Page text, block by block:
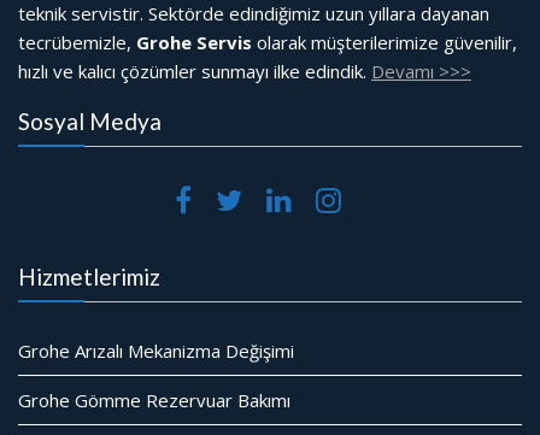
teknik servistir. Sektörde edindiğimiz uzun yıllara dayanan
tecrübemizle, Grohe Servis olarak müşterilerimize güvenilir,
hızlı ve kalıcı çözümler sunmayı ilke edindik. Devamı >>>
Sosyal Medya
Hizmetlerimiz
Grohe Arızalı Mekanizma Değişimi
Grohe Gömme Rezervuar Bakımı